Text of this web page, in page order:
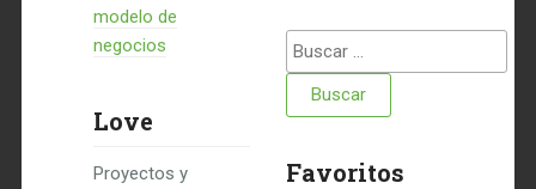
modelo de
negocios
Love
Proyectos y
Buscar:
Favoritos